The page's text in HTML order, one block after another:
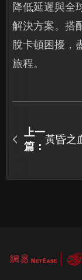
降低延遲與全
解決方案。搭
脫卡頓困擾，
旅程。
上一
篇：
黃昏之